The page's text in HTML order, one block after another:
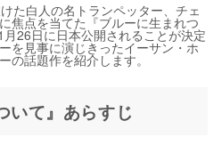
た白人の名トランペッター、チェ
焦点を当てた『ブルーに生まれつ
26日に日本公開されることが決定
を見事に演じきったイーサン・ホ
の話題作を紹介します。
いて』あらすじ